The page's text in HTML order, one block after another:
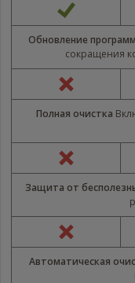
https://
Обновление программ
сокращения
Полная очистка
Защита от
Автоматическая